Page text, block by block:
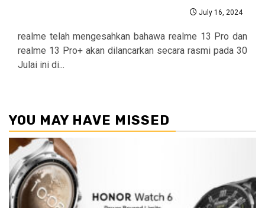
July 16, 2024
realme telah mengesahkan bahawa realme 13 Pro dan
realme 13 Pro+ akan dilancarkan secara rasmi pada 30
Julai ini di...
YOU MAY HAVE MISSED